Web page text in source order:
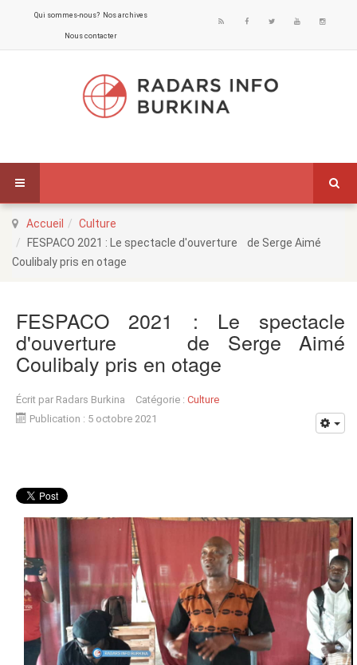
Qui sommes-nous? Nos archives
Nous contacter
Accueil
Culture
FESPACO 2021 : Le spectacle d'ouverture de Serge Aimé
Coulibaly pris en otage
FESPACO 2021 : Le spectacle
d'ouverture de Serge Aimé
Coulibaly pris en otage
Écrit par Radars Burkina Catégorie : Culture
Publication : 5 octobre 2021